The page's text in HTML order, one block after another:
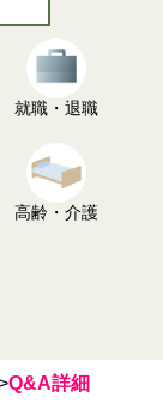
就職・退職
高齢・介護
Q&A詳細